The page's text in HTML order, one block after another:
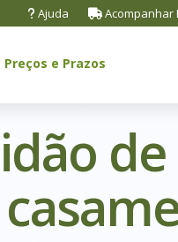
Ajuda Acompanhar
Preços e Prazos